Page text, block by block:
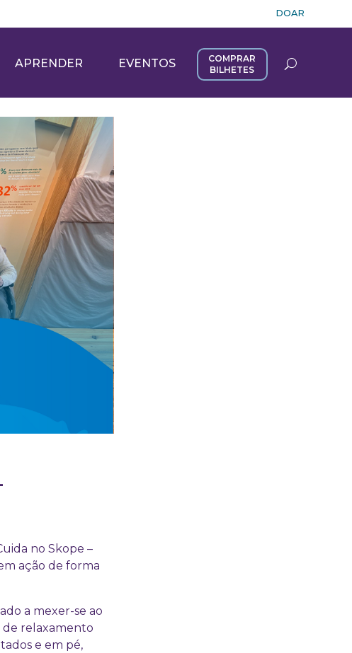
DOAR
APRENDER EVENTOS
COMPRAR
BILHETES
no Skope –
ação de forma
a mexer-se ao
de relaxamento
e em pé,